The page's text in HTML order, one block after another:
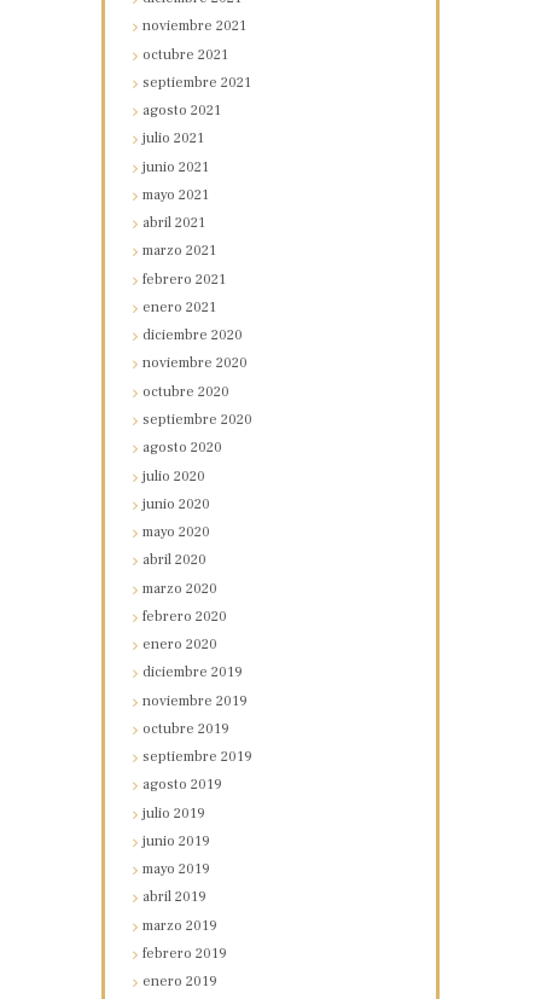
noviembre2021
octubre2021
septiembre2021
agosto2021
julio2021
junio2021
mayo2021
abril2021
marzo2021
febrero2021
enero2021
diciembre2020
noviembre2020
octubre2020
septiembre2020
agosto2020
julio2020
junio2020
mayo2020
abril2020
marzo2020
febrero2020
enero2020
diciembre2019
noviembre2019
octubre2019
septiembre2019
agosto2019
julio2019
junio2019
mayo2019
abril2019
marzo2019
febrero2019
enero2019